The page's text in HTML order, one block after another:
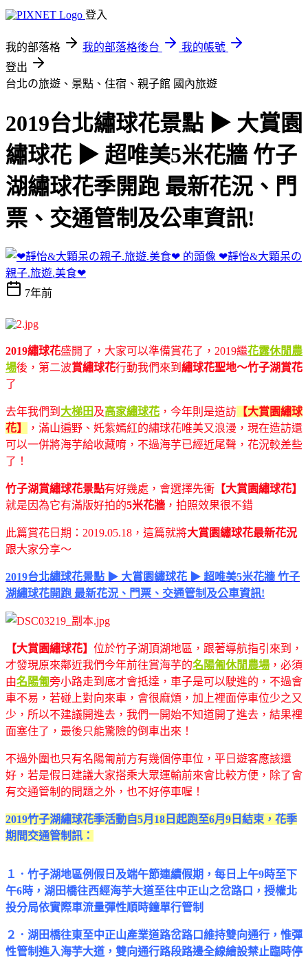
登入
我的部落格 我的部落格後台
我的帳號
登出
台北の旅遊、景點、住宿、親子館 國內旅遊
2019台北繡球花景點 ▶ 大賞園
繡球花 ▶ 超唯美5米花牆 竹子
湖繡球花季開跑 最新花況、門
票、交通管制及公車資訊!
❤靜怡&大顆呆の
親子.旅遊.美食❤
7年前
2019繡球花盛開了，大家可以準備賞花了，2019繼花露休閒農
場後，第二波賞繡球花行動我們來到 繡球花聖地～竹子湖賞花
了
去年我們到 大梯田及高家繡球花 ，今年則是造訪 【大賞園繡球
花】
，滿山遍野、奼紫嫣紅的繡球花唯美又浪漫，現在造訪還
可以一併將海芋給收藏唷，不過海芋已經近尾聲，花況較差些
了！
竹子湖賞繡球花景點有好幾處，會選擇先衝 【大賞園繡球花】
就是因為它有滿版好拍的5米花牆 ，拍照效果很不錯
此篇賞花日期：2019.05.18，這篇就將大賞園繡球花最新花況
跟大家分享～
2019台北繡球花景點 ▶ 大賞園繡球花 ▶ 超唯美5米花牆 竹子
湖繡球花開跑 最新花況、門票、交通管制及公車資訊!
【大賞園繡球花】 位於竹子湖頂湖地區，跟著導航指引來到，
才發現原來鄰近我們今年前往賞海芋的名陽匍休閒農場 ，必須
由名陽匍旁小路走到底才會抵達，車子是可以駛進的，不過會
車不易，若碰上對向來車，會很麻煩，加上裡面停車位少之又
少，所以不建議開進去，我們一開始不知道開了進去，結果裡
面塞住了，最後只能驚險的倒車出來！
不過外圍也只有名陽匍前方有幾個停車位，平日遊客應該還
好，若是假日建議大家搭乘大眾運輸前來會比較方便，除了會
有交通管制的問題之外，也不好停車喔！
2019竹子湖繡球花季活動自5月18日起跑至6月9日結束，花季
期間交通管制訊：
１．竹子湖地區例假日及端午節連續假期，每日上午9時至下
午6時，湖田橋往西經海芋大道至往中正山之岔路口，授權北
投分局依實際車流量彈性順時鐘單行管制
２．湖田橋往東至中正山產業道路岔路口維持雙向通行，惟彈
性管制進入海芋大道，雙向通行路段路邊全線繪設禁止臨時停